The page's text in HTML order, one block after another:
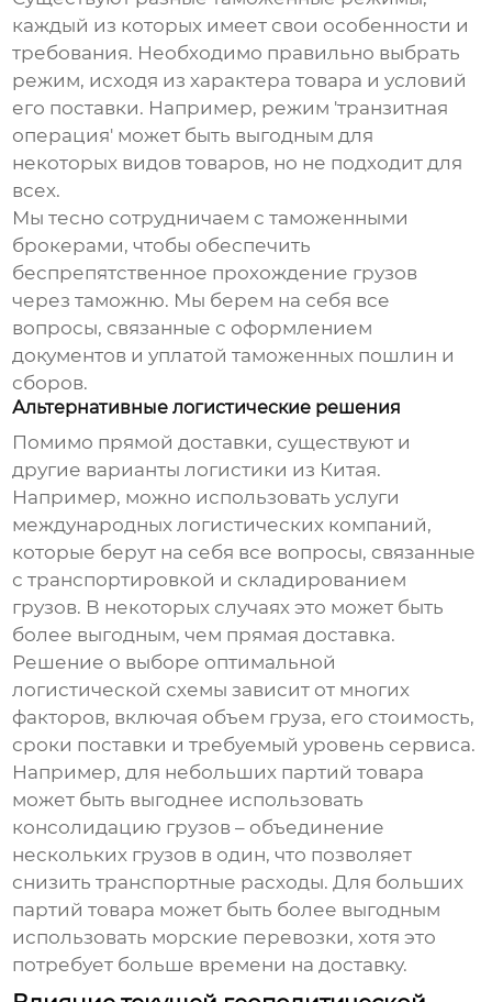
каждый из которых имеет свои особенности и
требования. Необходимо правильно выбрать
режим, исходя из характера товара и условий
его поставки. Например, режим 'транзитная
операция' может быть выгодным для
некоторых видов товаров, но не подходит для
всех.
Мы тесно сотрудничаем с таможенными
брокерами, чтобы обеспечить
беспрепятственное прохождение грузов
через таможню. Мы берем на себя все
вопросы, связанные с оформлением
документов и уплатой таможенных пошлин и
сборов.
Альтернативные логистические решения
Помимо прямой доставки, существуют и
другие варианты логистики из Китая.
Например, можно использовать услуги
международных логистических компаний,
которые берут на себя все вопросы, связанные
с транспортировкой и складированием
грузов. В некоторых случаях это может быть
более выгодным, чем прямая доставка.
Решение о выборе оптимальной
логистической схемы зависит от многих
факторов, включая объем груза, его стоимость,
сроки поставки и требуемый уровень сервиса.
Например, для небольших партий товара
может быть выгоднее использовать
консолидацию грузов – объединение
нескольких грузов в один, что позволяет
снизить транспортные расходы. Для больших
партий товара может быть более выгодным
использовать морские перевозки, хотя это
потребует больше времени на доставку.